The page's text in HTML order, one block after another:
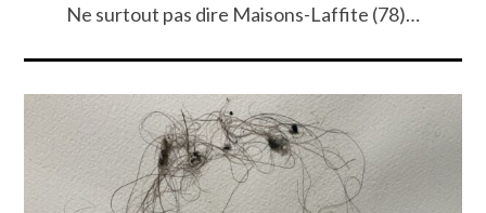
Ne surtout pas dire Maisons-Laffite (78)…